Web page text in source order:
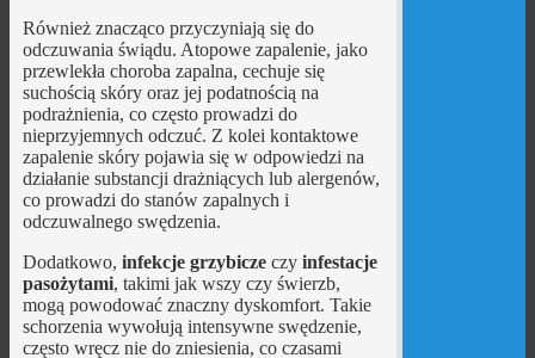
Również znacząco przyczyniają się do
odczuwania świądu. Atopowe zapalenie, jako
przewlekła choroba zapalna, cechuje się
suchością skóry oraz jej podatnością na
podrażnienia, co często prowadzi do
nieprzyjemnych odczuć. Z kolei kontaktowe
zapalenie skóry pojawia się w odpowiedzi na
działanie substancji drażniących lub alergenów,
co prowadzi do stanów zapalnych i
odczuwalnego swędzenia.
Dodatkowo, infekcje grzybiczeczy infestacje
pasożytami, takimi jak wszy czy świerzb,
mogą powodować znaczny dyskomfort. Takie
schorzenia wywołują intensywne swędzenie,
często wręcz nie do zniesienia, co czasami